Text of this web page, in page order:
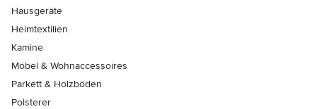
Hausgeräte
Heimtextilien
Kamine
Möbel & Wohnaccessoires
Parkett & Holzböden
Polsterer